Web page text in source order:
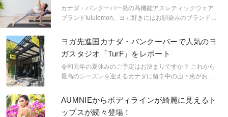
ン！
カナダ・バンクーバー発の高機能アスレティックウェア
ブランドlululemon。ヨガ好きにはお馴染みのブランドで
上でも広げるべく、日本公式サイト「lululemon Online
Store」が5月21日(火)にオープンする。今回は、豊富な
アイテムの中から定番レギンスとこれからの夏に活躍し
そうなトップスをお届けします。
ヨガ先進国カナダ・バンクーバーで人気のヨ
ガスタジオ「TurF」をレポート
令和元年の夏休みのご予定はお決まりですか？ これから
最高のシーズンを迎えるカナダに留学中の山下恵がお届
クーバーにある人気のヨガスタジオ「TurF」をご紹介し
ます。
AUMNIEからボディラインが綺麗に見えるト
ップスが続々登場！